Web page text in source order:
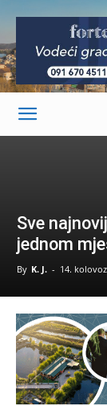
Sve
jednom
By K. J. - 14.